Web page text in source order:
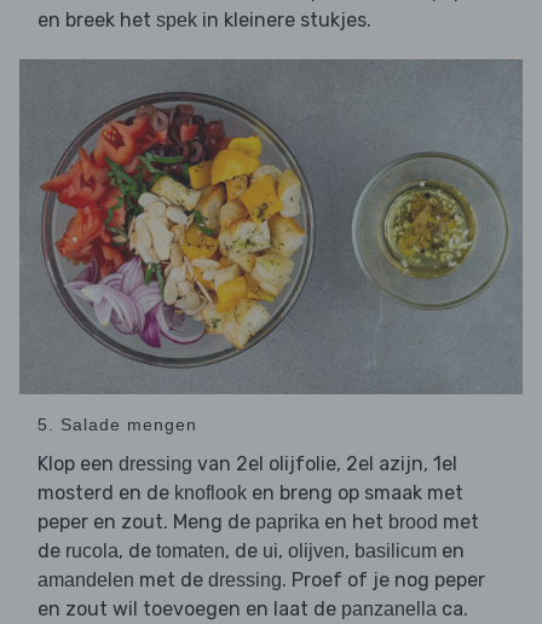
en breek het spek in kleinere stukjes.
5. Salade mengen
Klop een dressing van 2el olijfolie, 2el azijn, 1el
mosterd en de knoflook en breng op smaak met
peper en zout. Meng de paprika en het brood met
de rucola, de tomaten, de ui, olijven, basilicum en
amandelen met de dressing. Proef of je nog peper
en zout wil toevoegen en laat de panzanella ca.